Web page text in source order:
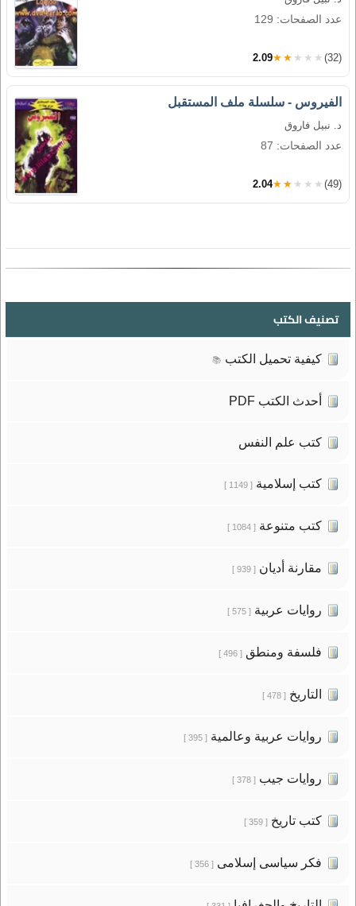
عدد الصفحات: 129
2.09★★★★★ (32)
الفيروس - سلسلة ملف المستقبل
د. نبيل فاروق
عدد الصفحات: 87
2.04★★★★★ (49)
تصنيف الكتب
كيفية تحميل الكتب 📚
أحدث الكتب PDF
كتب علم النفس
كتب إسلامية[ 1149 ]
كتب متنوعة[ 1084 ]
مقارنة أديان[ 939 ]
روايات عربية[ 575 ]
فلسفة ومنطق[ 496 ]
التاريخ[ 478 ]
روايات عربية وعالمية[ 395 ]
روايات جيب[ 378 ]
كتب تاريخ[ 359 ]
فكر سياسى إسلامى[ 356 ]